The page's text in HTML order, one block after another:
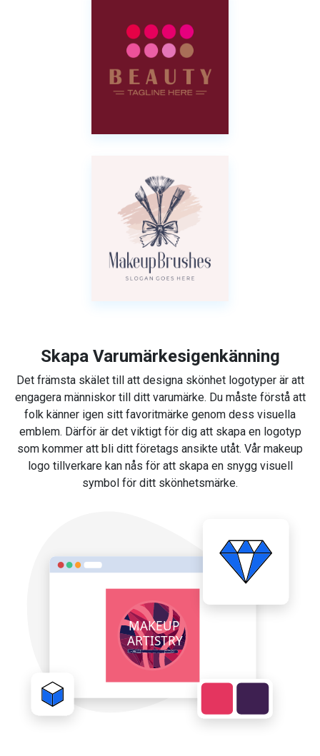
Skapa Varumärkesigenkänning
Det främsta skälet till att designa skönhet logotyper är att
engagera människor till ditt varumärke. Du måste förstå att
folk känner igen sitt favoritmärke genom dess visuella
emblem. Därför är det viktigt för dig att skapa en logotyp
som kommer att bli ditt företags ansikte utåt. Vår makeup
logo tillverkare kan nås för att skapa en snygg visuell
symbol för ditt skönhetsmärke.